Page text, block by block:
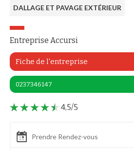
DALLAGE ET PAVAGE EXTÉRIEUR
Entreprise Accursi
Fiche de l'entreprise
0237346147
4,5/5
Prendre Rendez-vous